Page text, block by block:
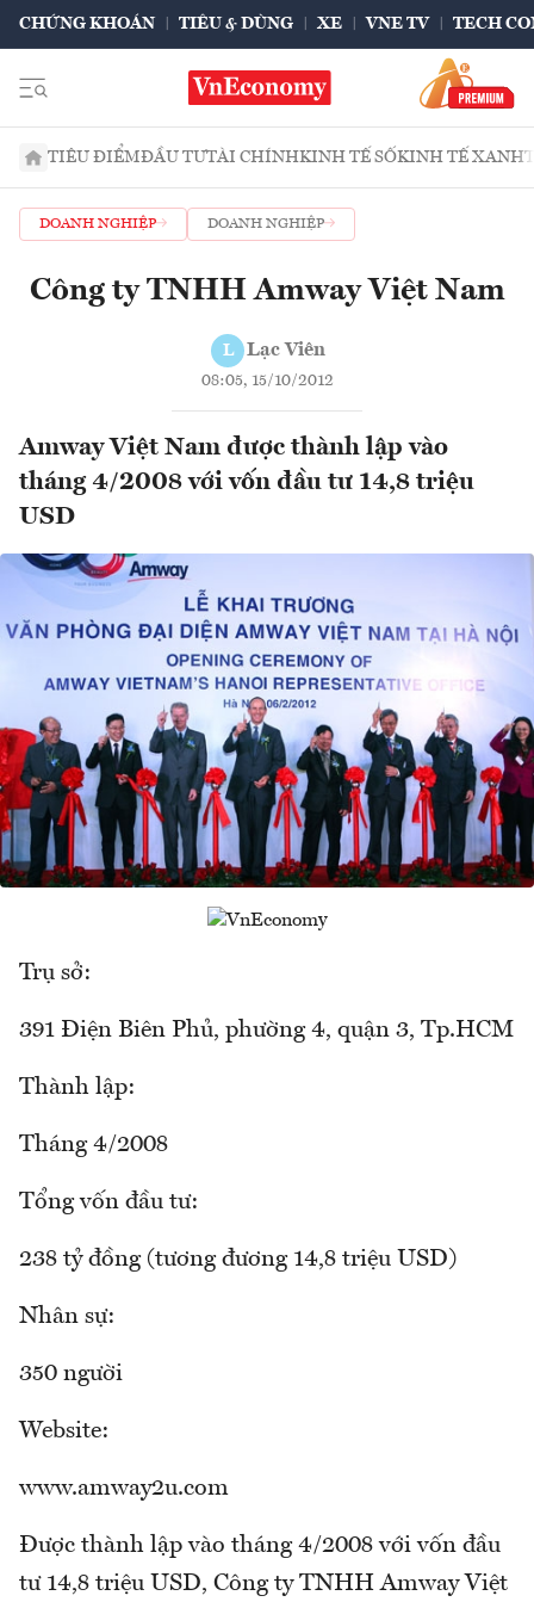
CHỨNG KHOÁN TIÊU & DÙNG XE VNE TV TECH
TIÊU ĐIỂMĐẦU TƯTÀI CHÍNHKINH TẾ SỐKINH TẾ XANH
DOANH NGHIỆP DOANH NGHIỆP
Công ty TNHH Amway Việt Nam
L Lạc Viên
08:05, 15/10/2012
Amway Việt Nam được thành lập vào
tháng 4/2008 với vốn đầu tư 14,8 triệu
USD
Trụ sở:
391 Điện Biên Phủ, phường 4, quận 3, Tp.HCM
Thành lập:
Tháng 4/2008
Tổng vốn đầu tư:
238 tỷ đồng (tương đương 14,8 triệu USD)
Nhân sự:
350 người
Website:
www.amway2u.com
Được thành lập vào tháng 4/2008 với vốn đầu
tư 14,8 triệu USD, Công ty TNHH Amway Việt